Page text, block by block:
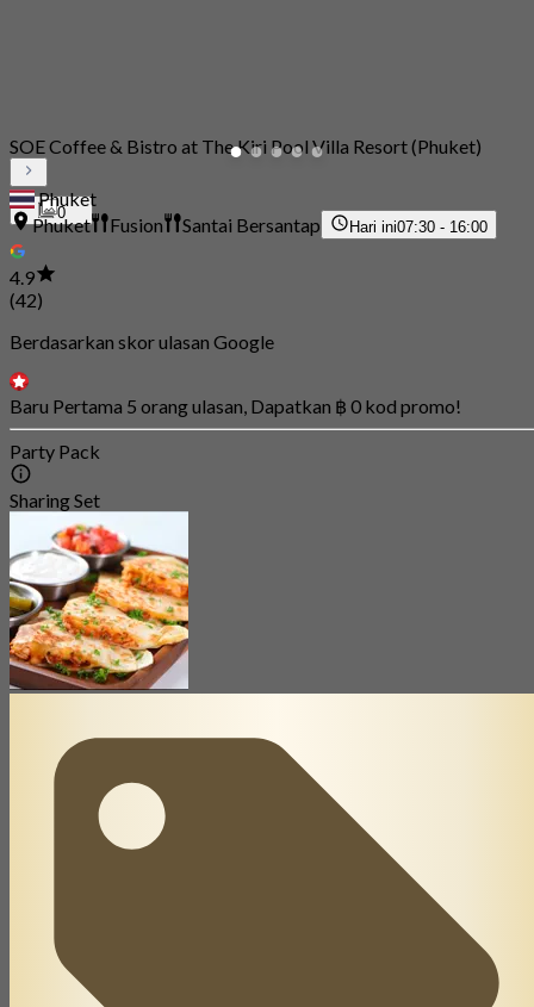
0
SOE Coffee & Bistro at The Kiri Pool Villa Resort (Phuket)
Phuket
Phuket
Fusion Santai Bersantap Hari ini07:30 - 16:00
4.9
(42)
Berdasarkan skor ulasan Google
Baru Pertama 5 orang ulasan, Dapatkan ฿ 0 kod promo!
Party Pack
Sharing Set